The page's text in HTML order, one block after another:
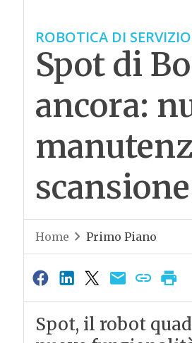
ROBOTICA DI SERVIZIO
Spot di
ancora:
Home Primo Piano
Spot, il robot